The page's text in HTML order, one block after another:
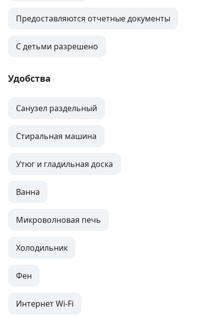
Предоставляются отчетные документы
С детьми разрешено
Удобства
Санузел раздельный
Стиральная машина
Утюг и гладильная доска
Ванна
Микроволновая печь
Холодильник
Фен
Интернет Wi-Fi